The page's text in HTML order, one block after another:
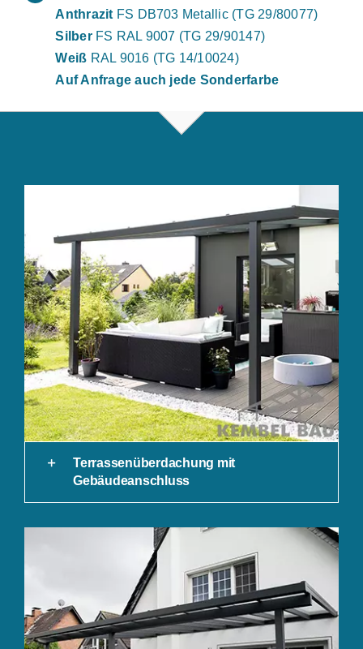
Anthrazit FS DB703 Metallic (TG 29/80077)
SilberFS RAL 9007 (TG 29/90147)
Weiß RAL 9016 (TG 14/10024)
Auf Anfrage auch jede Sonderfarbe
Terrassenüberdachung mit
Gebäudeanschluss